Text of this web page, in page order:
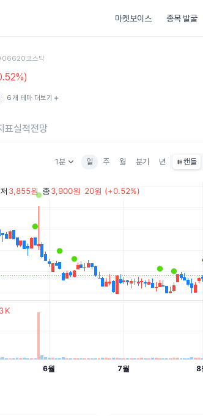
마켓보이스 종목 발굴
코스닥
6개 테마 더보기 add
표실적전망
1분keyboard_arrow_down 일 주 월 분기 년 캔들